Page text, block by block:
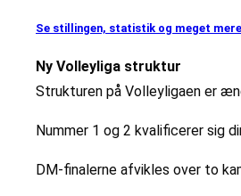
Se stillingen, statistik og meget
Ny Volleyliga struktur
Strukturen på Volleyligaen er
Nummer 1 og 2 kvalificerer sig
DM-finalerne afvikles over to